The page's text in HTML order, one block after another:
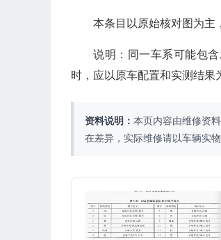
本条目以原始核对图为主
说明：同一车系可能包
时，应以原车配置和实测结果
资料说明： 本页内容由维修资
在差异，实际维修请以车辆实